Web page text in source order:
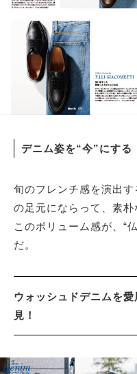
デニム姿を“今”にする
旬のフレンチ感を演出
の足元にならって、素朴
このボリューム感が、“
だ。
ウォッシュドデニムを
見！